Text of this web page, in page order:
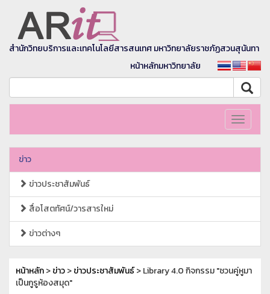
สำนักวิทยบริการและเทคโนโลยีสารสนเทศ มหาวิทยาลัยราชภัฏสวนสุนันทา
หน้าหลักมหาวิทยาลัย
Toggle
ข่าว
ข่าวประชาสัมพันธ์
สื่อโสตทัศน์/วารสารใหม่
ข่าวต่างๆ
หน้าหลัก>ข่าว>ข่าวประชาสัมพันธ์> Library 4.0 กิจกรรม "ชวนคู่หูมา
เป็นกูรูห้องสมุด"